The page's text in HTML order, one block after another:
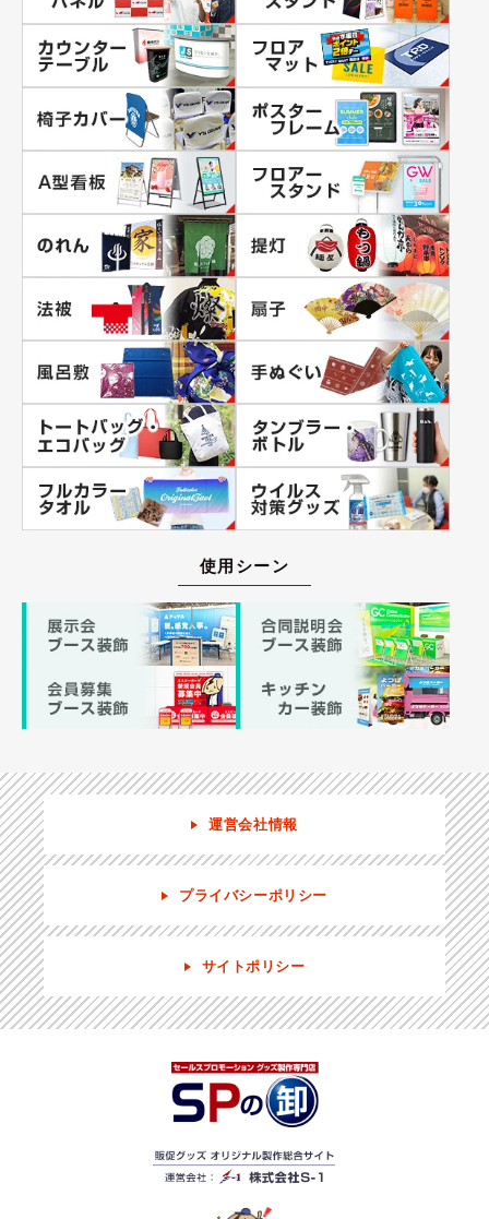
使用シーン
運営会社情報
プライバシーポリシー
サイトポリシー